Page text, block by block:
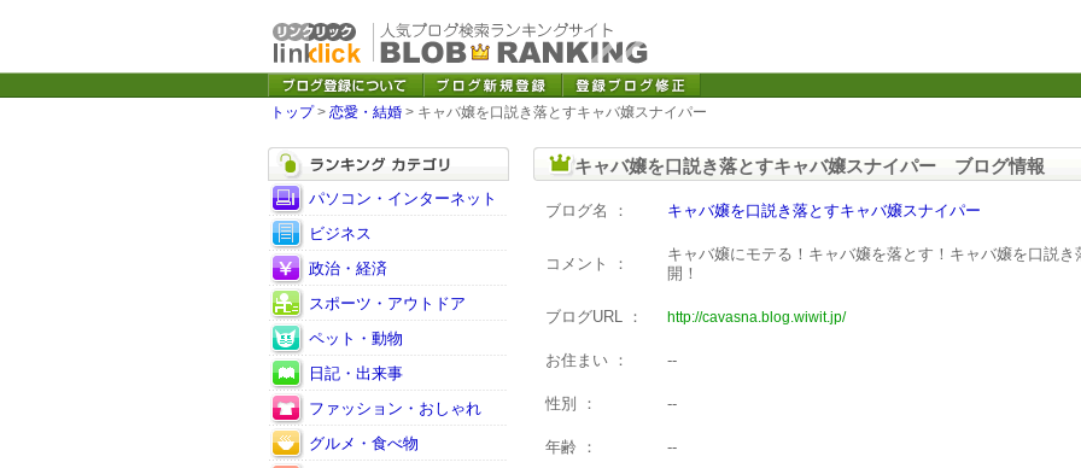
トップ> 恋愛・結婚 > キャバ嬢を口説き落とすキャバ嬢スナイパー
パソコン・インターネット
ビジネス
政治・経済
スポーツ・アウトドア
ペット・動物
日記・出来事
ファッション・おしゃれ
グルメ・食べ物
キャバ嬢を口説き落とすキャバ嬢スナイパー ブログ情報
ブログ名 ： キャバ嬢を口説き落とすキャバ嬢スナイパー
コメント ：
キャバ嬢にモテる！キャバ嬢を落とす！キャバ嬢を口説
開！
ブログURL ： http://cavasna.blog.wiwit.jp/
お住まい ： --
性別 ： --
年齢 ： --